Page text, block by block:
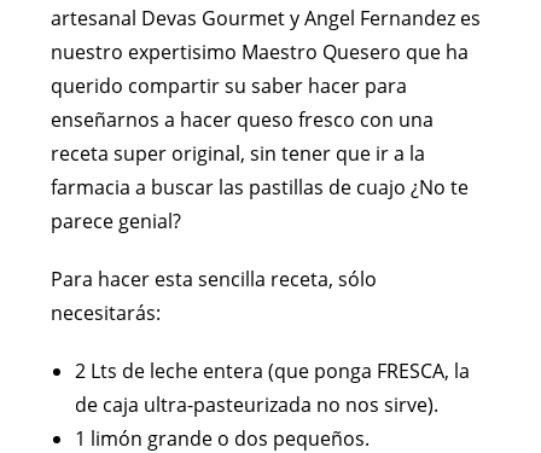
artesanal Devas Gourmet y Angel Fernandez es
nuestro expertisimo Maestro Quesero que ha
querido compartir su saber hacer para
enseñarnos a hacer queso fresco con una
receta super original, sin tener que ir a la
farmacia a buscar las pastillas de cuajo ¿No te
parece genial?
Para hacer esta sencilla receta, sólo
necesitarás:
2 Lts de leche entera (que ponga FRESCA, la
de caja ultra-pasteurizada no nos sirve).
1 limón grande o dos pequeños.